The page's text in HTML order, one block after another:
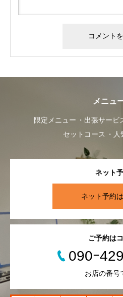
メニュ
限定メニュー 出張サービ
セットコース
ネット
ネット予約
ご予約は
090ｰ
お店の番号